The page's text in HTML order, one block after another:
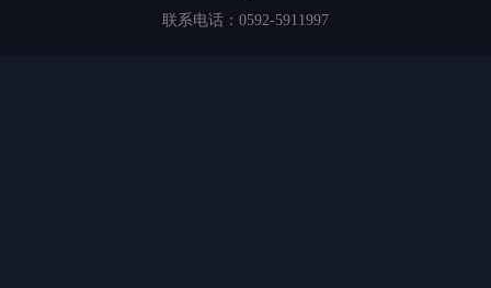
联系电话：0592-5911997